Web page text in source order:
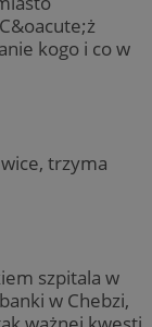
kogo i co w
trzyma
szpitala w
w Chebzi,